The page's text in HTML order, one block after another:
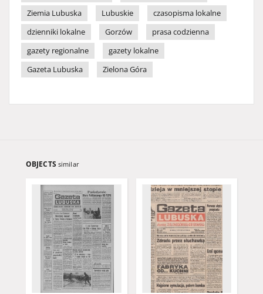
Ziemia Lubuska
Lubuskie
czasopisma lokalne
dzienniki lokalne
Gorzów
prasa codzienna
gazety regionalne
gazety lokalne
Gazeta Lubuska
Zielona Góra
OBJECTS similar